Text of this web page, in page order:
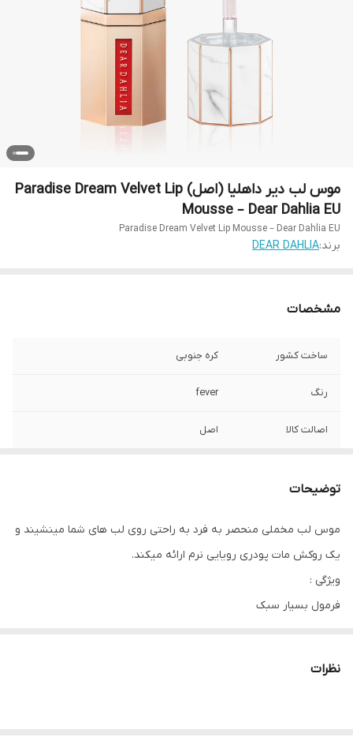
موس لب دیر داهلیا (اصل) Paradise Dream Velvet Lip
Mousse – Dear Dahlia EU
Paradise Dream Velvet Lip Mousse – Dear Dahlia EU
برند:DEAR DAHLIA
مشخصات
ساخت کشور کره جنوبی
رنگ fever
اصالت کالا اصل
توضیحات
موس لب مخملی منحصر به فرد به راحتی روی لب های شما مینشیند و
یک روکش مات پودری رویایی نرم ارائه میکند.
ویژگی :
فرمول بسیار سبک
بدون خشک شدن روی لب
نظرات